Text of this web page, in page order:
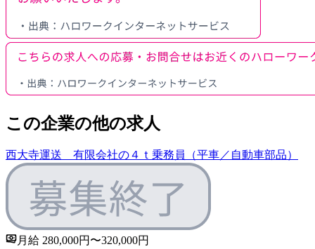
この企業の他の求人
西大寺運送 有限会社の４ｔ乗務員（平車／自動車部品）
月給 280,000円〜320,000円